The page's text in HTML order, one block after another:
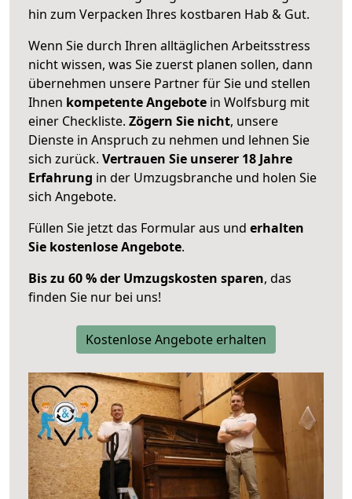
hin zum Verpacken Ihres kostbaren Hab & Gut.
Wenn Sie durch Ihren alltäglichen Arbeitsstress
nicht wissen, was Sie zuerst planen sollen, dann
übernehmen unsere Partner für Sie und stellen
Ihnen kompetente Angebote in Wolfsburg mit
einer Checkliste. Zögern Sie nicht, unsere
Dienste in Anspruch zu nehmen und lehnen Sie
sich zurück. Vertrauen Sie unserer 18 Jahre
Erfahrung in der Umzugsbranche und holen Sie
sich Angebote.
Füllen Sie jetzt das Formular aus und erhalten
Sie kostenlose Angebote.
Bis zu 60 % der Umzugskosten sparen, das
finden Sie nur bei uns!
Kostenlose Angebote erhalten